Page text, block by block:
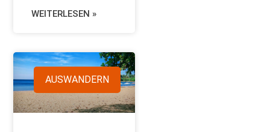
WEITERLESEN »
AUSWANDERN